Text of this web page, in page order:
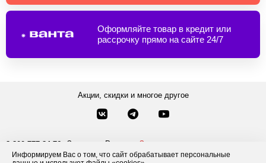
Информируем Вас о том, что сайт обрабатывает персональные
Оформляйте товар в кредит или
рассрочку прямо на сайте 24/7
Акции, скидки и многое другое
8-800-777-84-76 Звонки по России
Заказать звонок
8 495 181-69-06
Москва